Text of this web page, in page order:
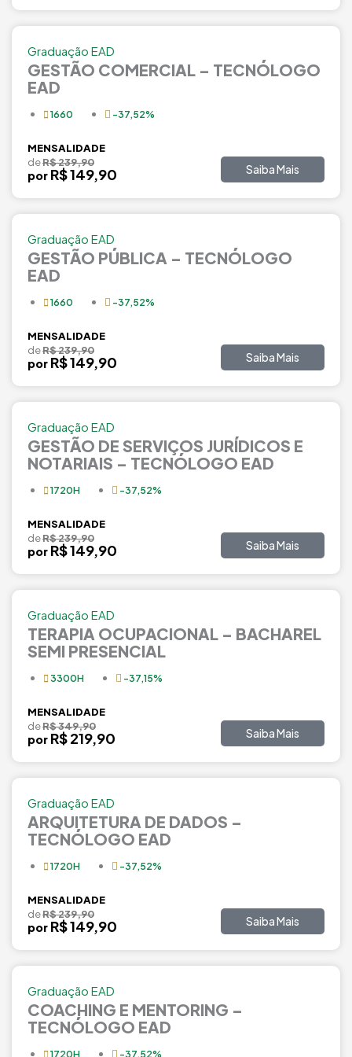
Graduação EAD
GESTÃO COMERCIAL – TECNÓLOGO
EAD
1660 -37,52%
MENSALIDADE
deR$ 239,90
por R$ 149,90 Saiba Mais
Graduação EAD
GESTÃO PÚBLICA – TECNÓLOGO
EAD
1660 -37,52%
MENSALIDADE
deR$ 239,90
por R$ 149,90 Saiba Mais
Graduação EAD
GESTÃO DE SERVIÇOS JURÍDICOS E
NOTARIAIS – TECNÓLOGO EAD
1720H -37,52%
MENSALIDADE
deR$ 239,90
por R$ 149,90 Saiba Mais
Graduação EAD
TERAPIA OCUPACIONAL – BACHAREL
SEMI PRESENCIAL
3300H -37,15%
MENSALIDADE
deR$ 349,90
por R$ 219,90 Saiba Mais
Graduação EAD
ARQUITETURA DE DADOS –
TECNÓLOGO EAD
1720H -37,52%
MENSALIDADE
deR$ 239,90
por R$ 149,90 Saiba Mais
Graduação EAD
COACHING E MENTORING –
TECNÓLOGO EAD
1720H -37,52%